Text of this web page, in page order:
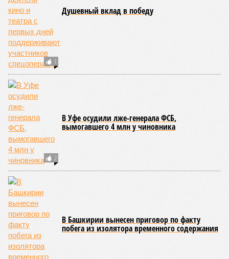
1
Душевный вклад в победу
2
В Уфе осудили лже-генерала ФСБ,
вымогавшего 4 млн у чиновника
В Башкирии вынесен приговор по факту
побега из изолятора временного содержания